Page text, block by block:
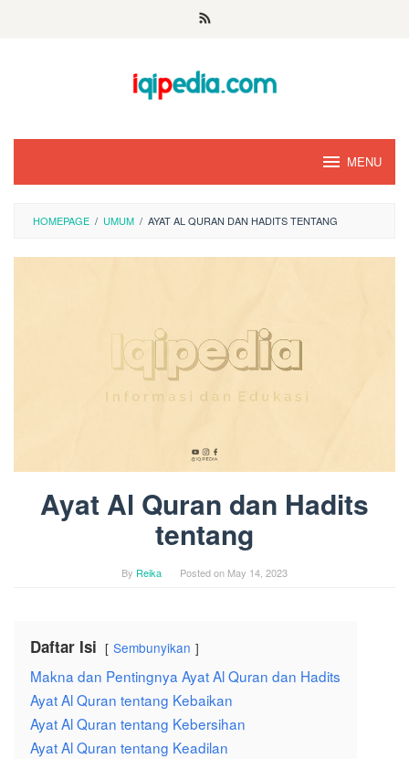
MENU
HOMEPAGE / UMUM / AYAT AL QURAN DAN HADITS TENTANG
Ayat Al Quran dan Hadits
tentang
By Reika Posted on May 14, 2023
Daftar Isi Sembunyikan
Makna dan Pentingnya Ayat Al Quran dan Hadits
Ayat Al Quran tentang Kebaikan
Ayat Al Quran tentang Kebersihan
Ayat Al Quran tentang Keadilan